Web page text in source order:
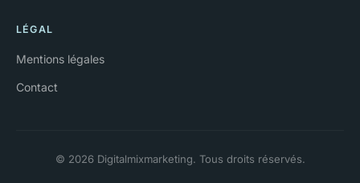
LÉGAL
Mentions légales
Contact
© 2026 Digitalmixmarketing. Tous droits réservés.